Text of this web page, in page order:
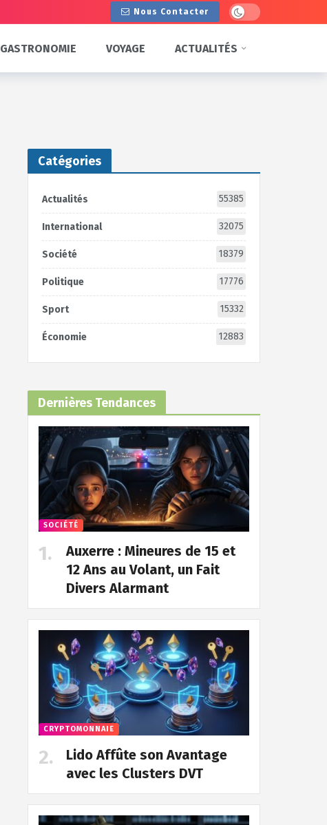
Nous Contacter Dark mode
GASTRONOMIE VOYAGE ACTUALITÉS
Catégories
Actualités 55385
International 32075
Société 18379
Politique 17776
Sport 15332
Économie 12883
Dernières Tendances
SOCIÉTÉ
Auxerre : Mineures de 15 et
12 Ans au Volant, un Fait
Divers Alarmant
CRYPTOMONNAIE
Lido Affûte son Avantage
avec les Clusters DVT